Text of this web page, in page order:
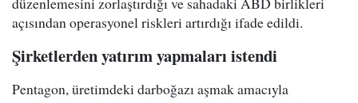
açısından operasyonel riskleri artırdığı ifade edildi.
Şirketlerden yatırım yapmaları istendi
Pentagon, üretimdeki darboğazı aşmak amacıyla